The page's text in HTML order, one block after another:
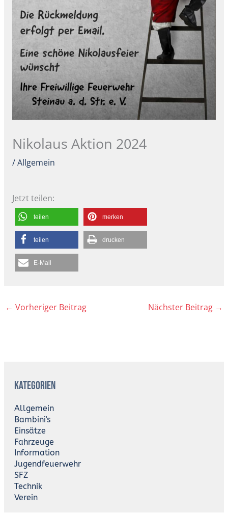
Nikolaus Aktion 2024
/Allgemein
Jetzt teilen:
teilen merken
teilen drucken
E-Mail
← Vorheriger Beitrag Nächster Beitrag →
Kategorien
Allgemein
Bambini's
Einsätze
Fahrzeuge
Information
Jugendfeuerwehr
SFZ
Technik
Verein
c
v